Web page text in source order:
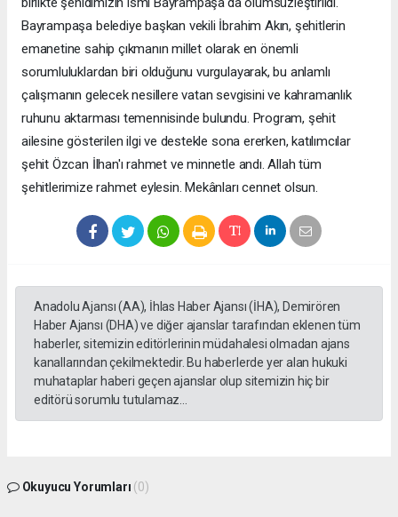
Bayrampaşa belediye başkan vekili İbrahim Akın, şehitlerin
emanetine sahip çıkmanın millet olarak en önemli
sorumluluklardan biri olduğunu vurgulayarak, bu anlamlı
çalışmanın gelecek nesillere vatan sevgisini ve kahramanlık
ruhunu aktarması temennisinde bulundu. Program, şehit
ailesine gösterilen ilgi ve destekle sona ererken, katılımcılar
şehit Özcan İlhan'ı rahmet ve minnetle andı. Allah tüm
şehitlerimize rahmet eylesin. Mekânları cennet olsun.
Anadolu Ajansı (AA), İhlas Haber Ajansı (İHA), Demirören
Haber Ajansı (DHA) ve diğer ajanslar tarafından eklenen tüm
haberler, sitemizin editörlerinin müdahalesi olmadan ajans
kanallarından çekilmektedir. Bu haberlerde yer alan hukuki
muhataplar haberi geçen ajanslar olup sitemizin hiç bir
editörü sorumlu tutulamaz...
Okuyucu Yorumları (0)